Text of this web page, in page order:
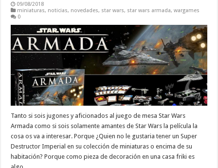
09/08/2018
miniaturas, noticias, novedades, star wars, star wars armada,wargames
0
Tanto si sois jugones y aficionados al juego de mesa Star Wars
Armada como si sois solamente amantes de Star Wars la película la
cosa os va a interesar. Porque ¿Quien no le gustaria tener un Super
Destructor Imperial en su colección de miniaturas o encima de su
habitación? Porque como pieza de decoración en una casa friki es